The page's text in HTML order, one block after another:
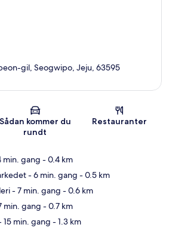
Kort
gil, Seogwipo, Jeju, 63595
Sådan kommer du
rundt
Restauranter
min. gang - 0.4 km
- 6 min. gang - 0.5 km
- 7 min. gang - 0.6 km
min. gang - 0.7 km
15 min. gang - 1.3 km